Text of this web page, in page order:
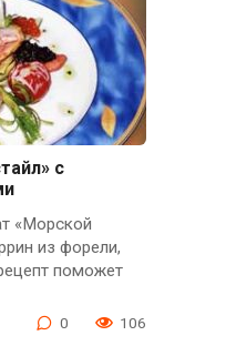
с
«Морской
из форели,
поможет
0 106